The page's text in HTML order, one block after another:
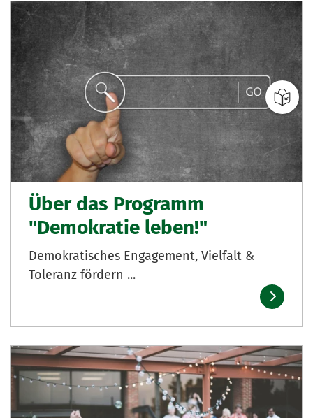
Über das Programm
"Demokratie leben!"
Demokratisches Engagement, Vielfalt &
Toleranz fördern ...